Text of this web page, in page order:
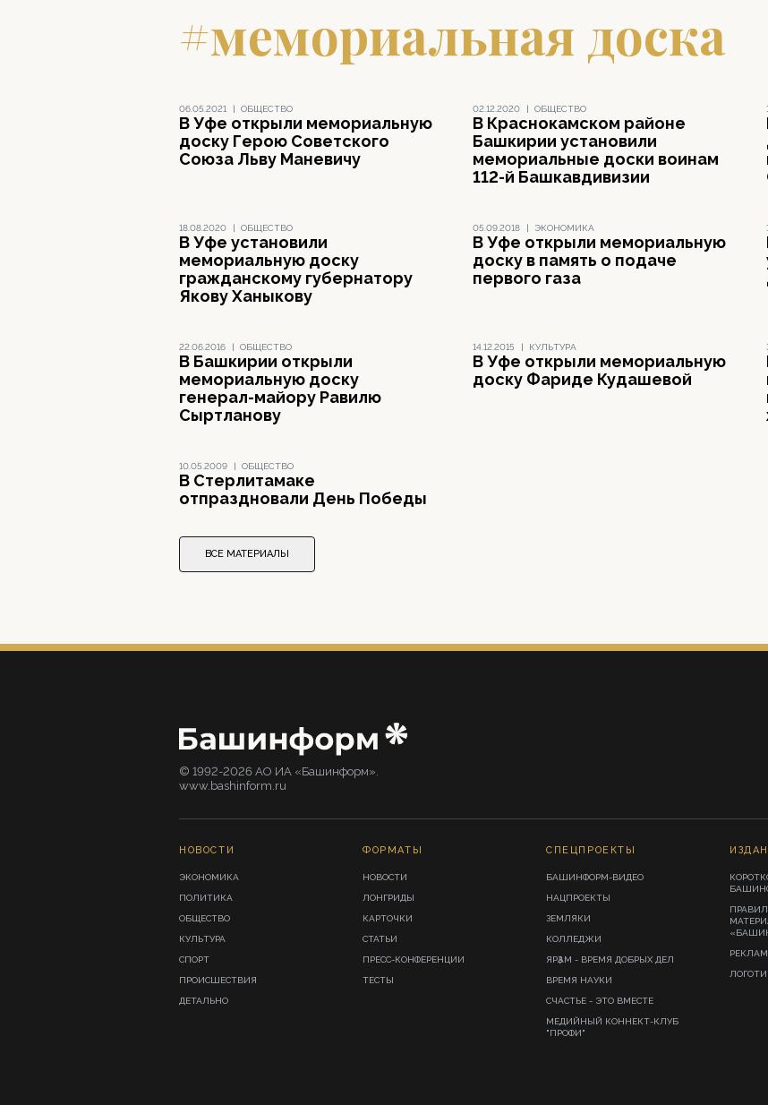
#мемориальная доска
06.05.2021 | ОБЩЕСТВО
В Уфе открыли мемориальную
доску Герою Советского
Союза Льву Маневичу
02.12.2020 | ОБЩЕСТВО
В Краснокамском районе
Башкирии установили
мемориальные доски воинам
112-й Башкавдивизии
18.08.2020 | ОБЩЕСТВО
В Уфе установили
мемориальную доску
гражданскому губернатору
Якову Ханыкову
05.09.2018 | ЭКОНОМИКА
В Уфе открыли мемориальную
доску в память о подаче
первого газа
22.06.2016 | ОБЩЕСТВО
В Башкирии открыли
мемориальную доску
генерал-майору Равилю
Сыртланову
14.12.2015 | КУЛЬТУРА
В Уфе открыли мемориальную
доску Фариде Кудашевой
10.05.2009 | ОБЩЕСТВО
В Стерлитамаке
отпраздновали День Победы
ВСЕ МАТЕРИАЛЫ
© 1992-2026 АО ИА «Башинформ».
www.bashinform.ru
НОВОСТИ
ЭКОНОМИКА
ПОЛИТИКА
ОБЩЕСТВО
КУЛЬТУРА
СПОРТ
ПРОИСШЕСТВИЯ
ДЕТАЛЬНО
ФОРМАТЫ
НОВОСТИ
ЛОНГРИДЫ
КАРТОЧКИ
СТАТЬИ
ПРЕСС-КОНФЕРЕНЦИИ
ТЕСТЫ
СПЕЦПРОЕКТЫ
БАШИНФОРМ-ВИДЕО
НАЦПРОЕКТЫ
ЗЕМЛЯКИ
КОЛЛЕДЖИ
ЯРҘАМ - ВРЕМЯ ДОБРЫХ ДЕЛ
ВРЕМЯ НАУКИ
СЧАСТЬЕ - ЭТО ВМЕСТЕ
МЕДИЙНЫЙ КОННЕКТ-КЛУБ
"ПРОФИ"